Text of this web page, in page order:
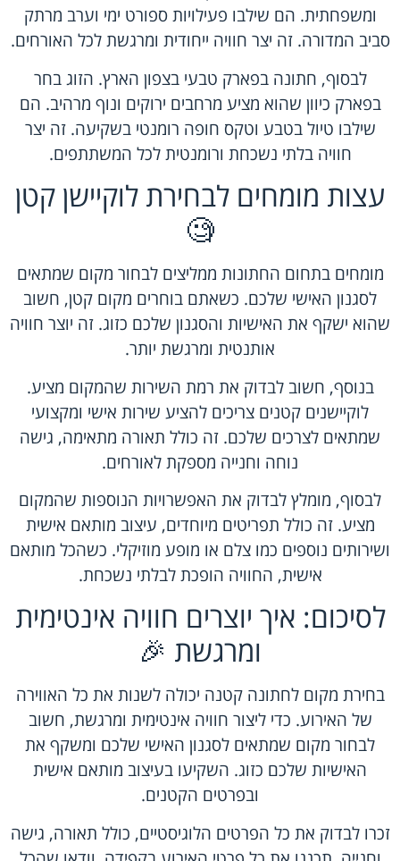
ומשפחתית. הם שילבו פעילויות ספורט ימי וערב מרתק
סביב המדורה. זה יצר חוויה ייחודית ומרגשת לכל האורחים.
לבסוף, חתונה בפארק טבעי בצפון הארץ. הזוג בחר
בפארק כיוון שהוא מציע מרחבים ירוקים ונוף מרהיב. הם
שילבו טיול בטבע וטקס חופה רומנטי בשקיעה. זה יצר
חוויה בלתי נשכחת ורומנטית לכל המשתתפים.
עצות מומחים לבחירת לוקיישן קטן
🧐
מומחים בתחום החתונות ממליצים לבחור מקום שמתאים
לסגנון האישי שלכם. כשאתם בוחרים מקום קטן, חשוב
שהוא ישקף את האישיות והסגנון שלכם כזוג. זה יוצר חוויה
אותנטית ומרגשת יותר.
בנוסף, חשוב לבדוק את רמת השירות שהמקום מציע.
לוקיישנים קטנים צריכים להציע שירות אישי ומקצועי
שמתאים לצרכים שלכם. זה כולל תאורה מתאימה, גישה
נוחה וחנייה מספקת לאורחים.
לבסוף, מומלץ לבדוק את האפשרויות הנוספות שהמקום
מציע. זה כולל תפריטים מיוחדים, עיצוב מותאם אישית
ושירותים נוספים כמו צלם או מופע מוזיקלי. כשהכל מותאם
אישית, החוויה הופכת לבלתי נשכחת.
לסיכום: איך יוצרים חוויה אינטימית
ומרגשת 🎉
בחירת מקום לחתונה קטנה יכולה לשנות את כל האווירה
של האירוע. כדי ליצור חוויה אינטימית ומרגשת, חשוב
לבחור מקום שמתאים לסגנון האישי שלכם ומשקף את
האישיות שלכם כזוג. השקיעו בעיצוב מותאם אישית
ובפרטים הקטנים.
זכרו לבדוק את כל הפרטים הלוגיסטיים, כולל תאורה, גישה